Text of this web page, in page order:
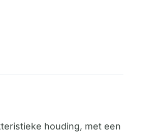
houding, met een